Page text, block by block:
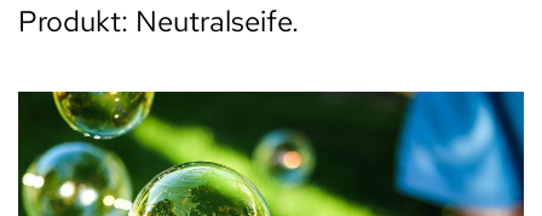
Produkt: Neutralseife.